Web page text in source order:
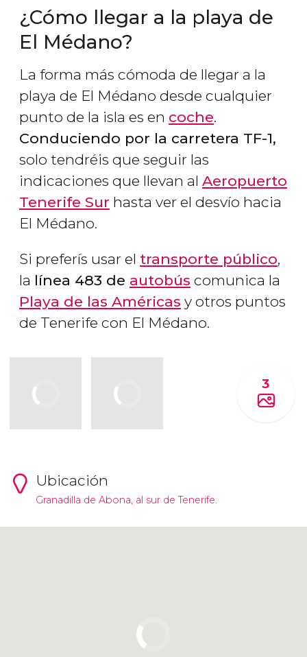
¿Cómo llegar a la playa de
El Médano?
La forma más cómoda de llegar a la
playa de El Médano desde cualquier
punto de la isla es en coche.
Conduciendo por la carretera TF-1,
solo tendréis que seguir las
indicaciones que llevan al Aeropuerto
Tenerife Sur hasta ver el desvío hacia
El Médano.
Si preferís usar el transporte público,
la línea 483 de autobús comunica la
Playa de las Américas y otros puntos
de Tenerife con El Médano.
3
Ubicación
Granadilla de Abona, al sur de Tenerife.